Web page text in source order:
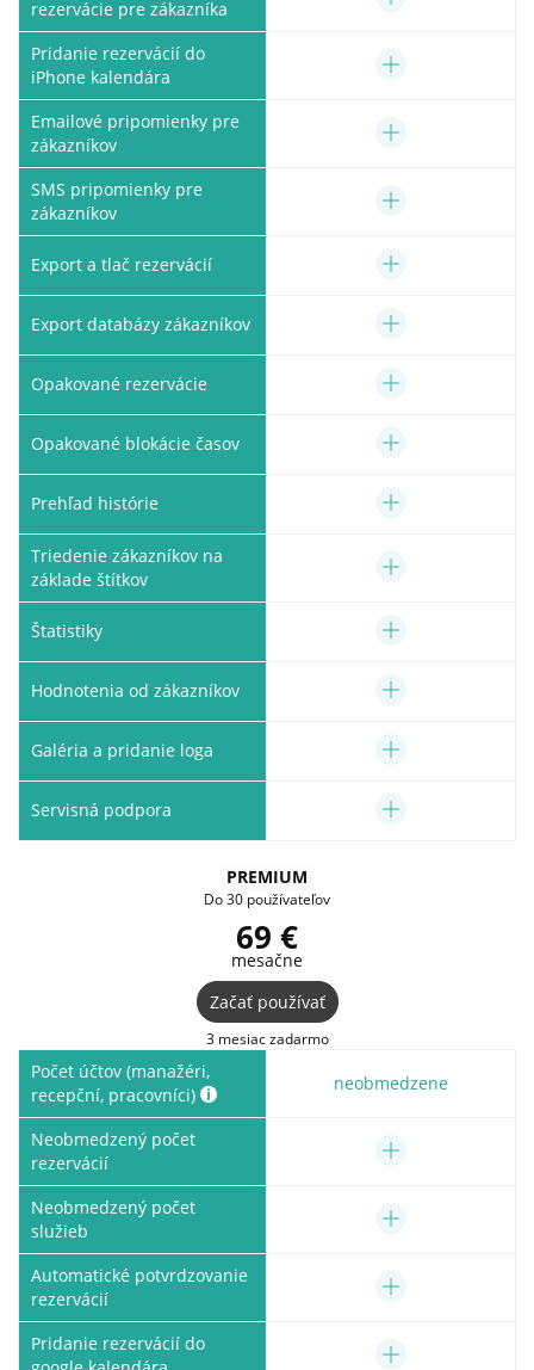
rezervácie pre zákazníka
Pridanie rezervácií do
iPhone kalendára
Emailové pripomienky pre
zákazníkov
SMS pripomienky pre
zákazníkov
Export a tlač rezervácií
Export databázy zákazníkov
Opakované rezervácie
Opakované blokácie časov
Prehľad histórie
Triedenie zákazníkov na
základe štítkov
Štatistiky
Hodnotenia od zákazníkov
Galéria a pridanie loga
Servisná podpora
PREMIUM
Do 30 používateľov
69 €
mesačne
Začať používať
3 mesiac zadarmo
Počet účtov (manažéri,
recepční, pracovníci)
neobmedzene
Neobmedzený počet
rezervácií
Neobmedzený počet
služieb
Automatické potvrdzovanie
rezervácií
Pridanie rezervácií do